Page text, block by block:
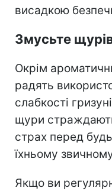
висадкою
Змусьте
Окрім
радять
слабкості
щури
страх перед
їхньому
Якщо ви